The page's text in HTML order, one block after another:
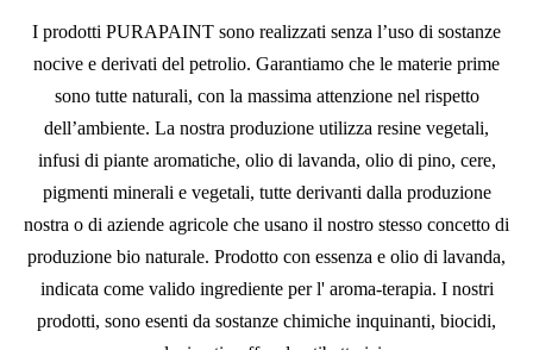
I prodotti PURAPAINT sono realizzati senza l’uso di sostanze
nocive e derivati del petrolio. Garantiamo che le materie prime
sono tutte naturali, con la massima attenzione nel rispetto
dell’ambiente. La nostra produzione utilizza resine vegetali,
infusi di piante aromatiche, olio di lavanda, olio di pino, cere,
pigmenti minerali e vegetali, tutte derivanti dalla produzione
nostra o di aziende agricole che usano il nostro stesso concetto di
produzione bio naturale. Prodotto con essenza e olio di lavanda,
indicata come valido ingrediente per l' aroma-terapia. I nostri
prodotti, sono esenti da sostanze chimiche inquinanti, biocidi,